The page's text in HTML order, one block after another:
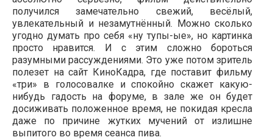
получился замечательно свежий, весёлый,
увлекательный и незамутнённый. Можно сколько
угодно думать про себя «ну тупы-ые», но картинка
просто нравится. И с этим сложно бороться
разумными рассуждениями. Это уже потом зритель
полезет на сайт КиноКадра, где поставит фильму
«три» в голосовалке и спокойно скажет какую-
нибудь гадость на форуме, в зале же он будет
досиживать положенное время, не покидая кресла
даже по причине жутких мучений от излишне
выпитого во время сеанса пива.